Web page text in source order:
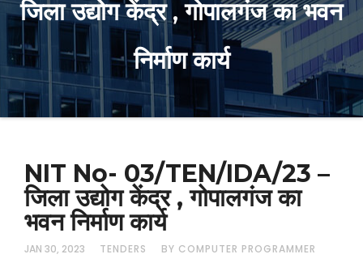
जिला उद्योग केंद्र , गोपालगंज का भवन
निर्माण कार्य
NIT No- 03/TEN/IDA/23 –
जिला उद्योग केंद्र , गोपालगंज का
भवन निर्माण कार्य
JAN 30, 2023 TENDERS BY COMPUTER PROGRAMMER